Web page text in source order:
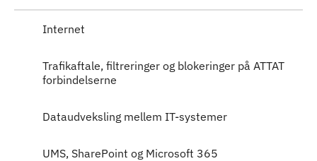
Internet
Trafikaftale, filtreringer og blokeringer på ATTAT
forbindelserne
Dataudveksling mellem IT-systemer
UMS, SharePoint og Microsoft 365